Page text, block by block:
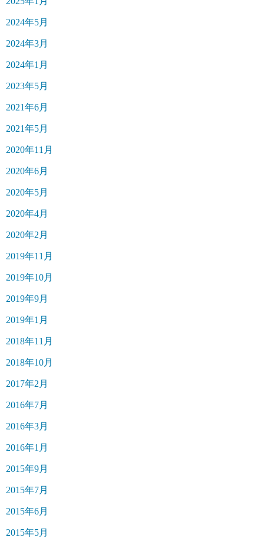
2024年5月
2024年3月
2024年1月
2023年5月
2021年6月
2021年5月
2020年11月
2020年6月
2020年5月
2020年4月
2020年2月
2019年11月
2019年10月
2019年9月
2019年1月
2018年11月
2018年10月
2017年2月
2016年7月
2016年3月
2016年1月
2015年9月
2015年7月
2015年6月
2015年5月